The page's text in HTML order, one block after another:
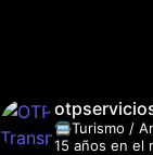
🚍Turismo /
15 años en el